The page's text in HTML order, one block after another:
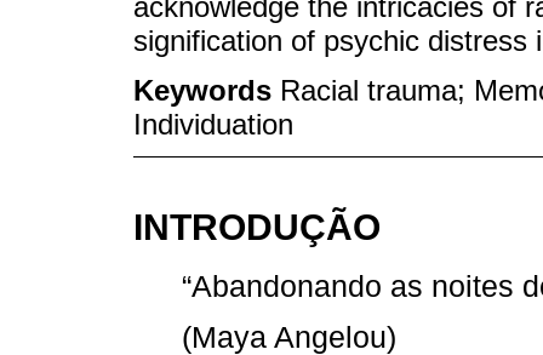
signification of psychic distress
Keywords Racial trauma;
Individuation
INTRODUÇÃO
“Abandonando as noites
(Maya Angelou)